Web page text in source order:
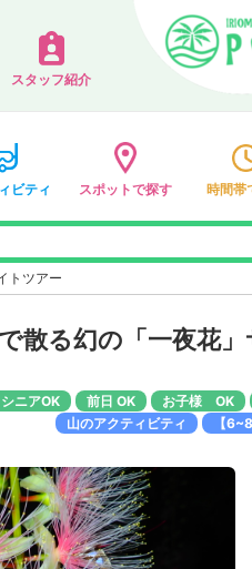
スタッフ紹介
ビティ スポットで探す 時間帯
トツアー
で散る幻の「一夜花
シニアOK 前日 OK お子様 OK
山のアクティビティ
【